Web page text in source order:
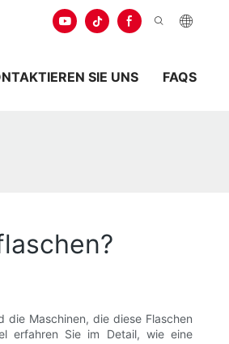
SIE UNS FAQS
Maschinen, die diese Flaschen
erfahren Sie im Detail, wie eine